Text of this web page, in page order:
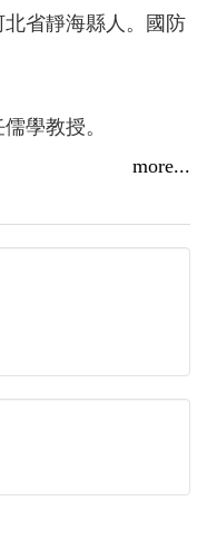
母親參加「黃奄山
中左手腕中彈受
三十四年八月十四
，選擇與中華民國
，但因不擅海戰，
頭戰役中被國軍殲
民族抵抗日本軍閥
日戰爭史的一部
省靜海縣人。國防
學教授。
統會召集人，孫中
年居天津、青島等
接受完整教育，並
more...